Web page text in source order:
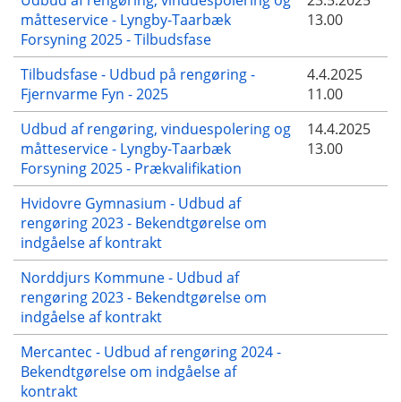
måtteservice - Lyngby-Taarbæk
Forsyning 2025 - Tilbudsfase
13.00
Tilbudsfase - Udbud på rengøring -
Fjernvarme Fyn - 2025
4.4.2025
11.00
Udbud af rengøring, vinduespolering og
måtteservice - Lyngby-Taarbæk
Forsyning 2025 - Prækvalifikation
14.4.2025
13.00
Hvidovre Gymnasium - Udbud af
rengøring 2023 - Bekendtgørelse om
indgåelse af kontrakt
Norddjurs Kommune - Udbud af
rengøring 2023 - Bekendtgørelse om
indgåelse af kontrakt
Mercantec - Udbud af rengøring 2024 -
Bekendtgørelse om indgåelse af
kontrakt